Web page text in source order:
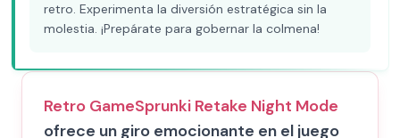
retro. Experimenta la diversión estratégica sin la
molestia. ¡Prepárate para gobernar la colmena!
Retro GameSprunki Retake Night Mode
ofrece un giro emocionante en el juego